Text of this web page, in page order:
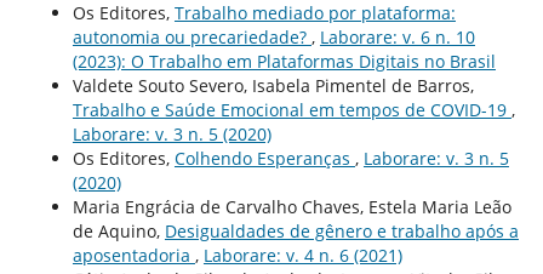
Os Editores, Trabalho mediado por plataforma:
autonomia ou precariedade? , Laborare: v. 6 n. 10
(2023): O Trabalho em Plataformas Digitais no Brasil
Valdete Souto Severo, Isabela Pimentel de Barros,
Trabalho e Saúde Emocional em tempos de COVID-19 ,
Laborare: v. 3 n. 5 (2020)
Os Editores, Colhendo Esperanças , Laborare: v. 3 n. 5
(2020)
Maria Engrácia de Carvalho Chaves, Estela Maria Leão
de Aquino, Desigualdades de gênero e trabalho após a
aposentadoria , Laborare: v. 4 n. 6 (2021)